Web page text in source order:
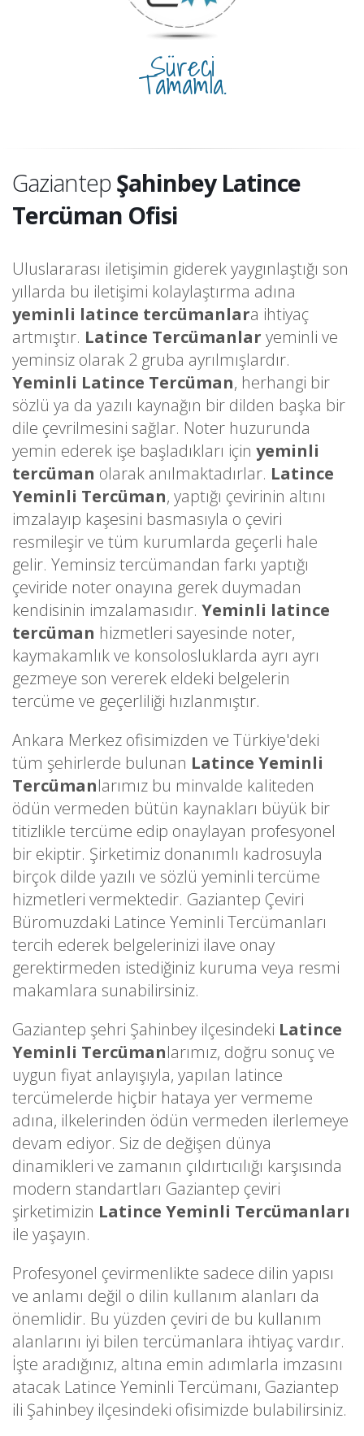
Süreci
Tamamla.
Gaziantep Şahinbey Latince
Tercüman Ofisi
Uluslararası iletişimin giderek yaygınlaştığı son
yıllarda bu iletişimi kolaylaştırma adına
yeminli latince tercümanlara ihtiyaç
artmıştır. Latince Tercümanlar yeminli ve
yeminsiz olarak 2 gruba ayrılmışlardır.
Yeminli Latince Tercüman, herhangi bir
sözlü ya da yazılı kaynağın bir dilden başka bir
dile çevrilmesini sağlar. Noter huzurunda
yemin ederek işe başladıkları için yeminli
tercüman olarak anılmaktadırlar. Latince
Yeminli Tercüman, yaptığı çevirinin altını
imzalayıp kaşesini basmasıyla o çeviri
resmileşir ve tüm kurumlarda geçerli hale
gelir. Yeminsiz tercümandan farkı yaptığı
çeviride noter onayına gerek duymadan
kendisinin imzalamasıdır. Yeminli latince
tercüman hizmetleri sayesinde noter,
kaymakamlık ve konsolosluklarda ayrı ayrı
gezmeye son vererek eldeki belgelerin
tercüme ve geçerliliği hızlanmıştır.
Ankara Merkez ofisimizden ve Türkiye'deki
tüm şehirlerde bulunan Latince Yeminli
Tercümanlarımız bu minvalde kaliteden
ödün vermeden bütün kaynakları büyük bir
titizlikle tercüme edip onaylayan profesyonel
bir ekiptir. Şirketimiz donanımlı kadrosuyla
birçok dilde yazılı ve sözlü yeminli tercüme
hizmetleri vermektedir. Gaziantep Çeviri
Büromuzdaki Latince Yeminli Tercümanları
tercih ederek belgelerinizi ilave onay
gerektirmeden istediğiniz kuruma veya resmi
makamlara sunabilirsiniz.
Gaziantep şehri Şahinbey ilçesindeki Latince
Yeminli Tercümanlarımız, doğru sonuç ve
uygun fiyat anlayışıyla, yapılan latince
tercümelerde hiçbir hataya yer vermeme
adına, ilkelerinden ödün vermeden ilerlemeye
devam ediyor. Siz de değişen dünya
dinamikleri ve zamanın çıldırtıcılığı karşısında
modern standartları Gaziantep çeviri
şirketimizin Latince Yeminli Tercümanları
ile yaşayın.
Profesyonel çevirmenlikte sadece dilin yapısı
ve anlamı değil o dilin kullanım alanları da
önemlidir. Bu yüzden çeviri de bu kullanım
alanlarını iyi bilen tercümanlara ihtiyaç vardır.
İşte aradığınız, altına emin adımlarla imzasını
atacak Latince Yeminli Tercümanı, Gaziantep
ili Şahinbey ilçesindeki ofisimizde bulabilirsiniz.